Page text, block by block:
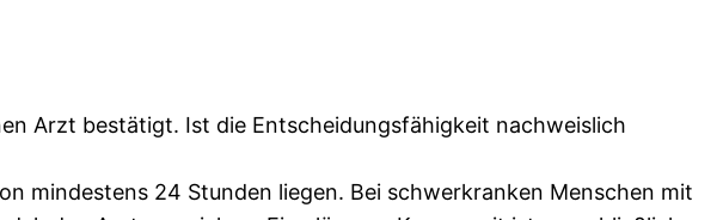
Arzt bestätigt. Ist die Entscheidungsfähigkeit nachweislich
mindestens 24 Stunden liegen. Bei schwerkranken Menschen mit